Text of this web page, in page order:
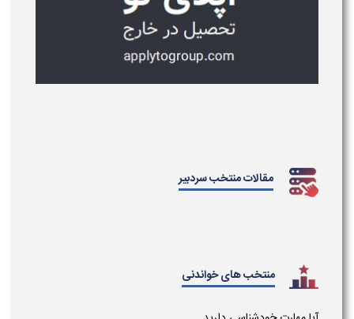
مقالات منتخب سردبیر
منتخب های خواندنی